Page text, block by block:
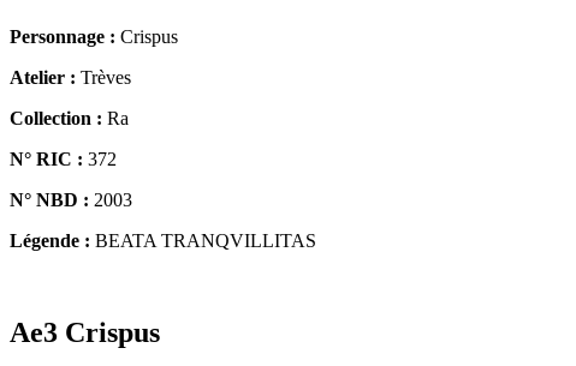
Personnage : Crispus
Atelier : Trèves
Collection : Ra
N° RIC : 372
N° NBD : 2003
Légende : BEATA TRANQVILLITAS
Ae3 Crispus